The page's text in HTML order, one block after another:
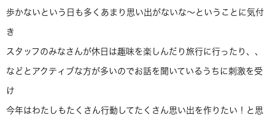
歩かないという日も多くあまり思い出がないな～ということに気付
き
スタッフのみなさんが休日は趣味を楽しんだり旅行に行ったり、、
などとアクティブな方が多いのでお話を聞いているうちに刺激を受
け
今年はわたしもたくさん行動してたくさん思い出を作りたい！と思